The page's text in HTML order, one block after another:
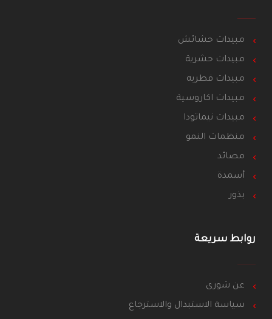
مبيدات حشائش
مبيدات حشرية
مبيدات فطريه
مبيدات اكاروسية
مبيدات نيماتودا
منظمات النمو
مصائد
أسمدة
بذور
روابط سريعة
عن شورى
سياسة الاستبدال والاسترجاع